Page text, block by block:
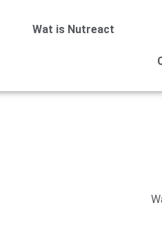
Wat is Nutreact